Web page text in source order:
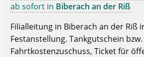
ab sofort in Biberach an der Riß
Filialleitung in Biberach an der Riß
Festanstellung. Tankgutschein bzw.
Fahrtkostenzuschuss, Ticket für